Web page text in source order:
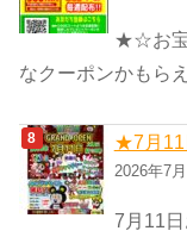
★☆お宝
なクーポンかもら
★7月11
2026年7
7月11